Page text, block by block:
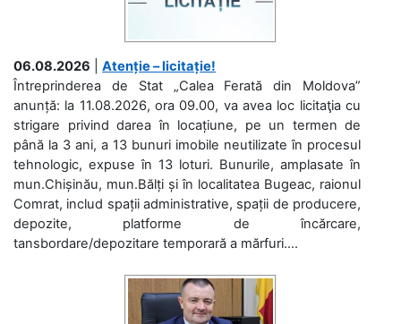
06.08.2026
Atenție – licitație!
Întreprinderea de Stat „Calea Ferată din Moldova”
anunță: la 11.08.2026, ora 09.00, va avea loc licitaţia cu
strigare privind darea în locațiune, pe un termen de
până la 3 ani, a 13 bunuri imobile neutilizate în procesul
tehnologic, expuse în 13 loturi. Bunurile, amplasate în
mun.Chișinău, mun.Bălți și în localitatea Bugeac, raionul
Comrat, includ spații administrative, spații de producere,
depozite, platforme de încărcare,
tansbordare/depozitare temporară a mărfuri....